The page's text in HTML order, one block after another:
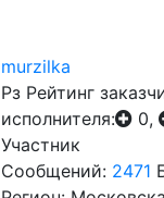
murzilka
Рз Рейтинг
исполнителя:
0,
Участник
Сообщений: 2471